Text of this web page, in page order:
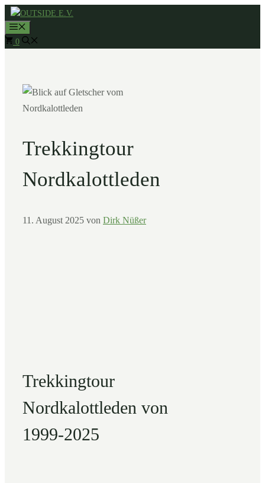
Zum
Inhalt
springen
0
Trekkingtour
Nordkalottleden
11. August 2025 von Dirk Nüßer
Trekkingtour
Nordkalottleden von
1999-2025